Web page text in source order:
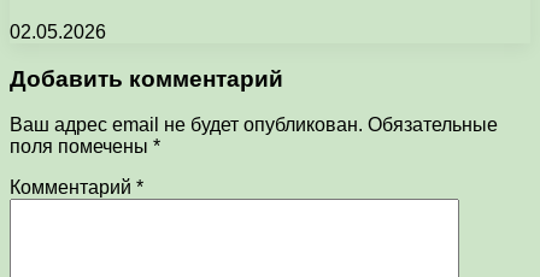
02.05.2026
Добавить комментарий
Ваш адрес email не будет опубликован. Обязательные
поля помечены *
Комментарий *